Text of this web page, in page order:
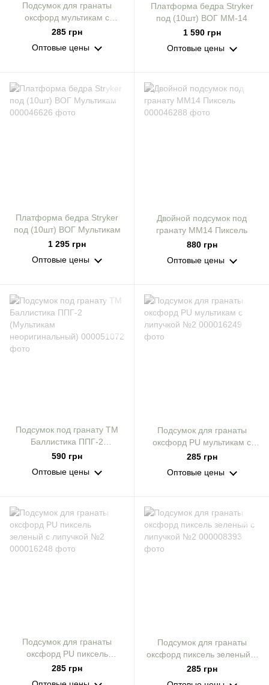
Подсумок для гранаты
оксфорд мультикам с
липучкой №2
285 грн
Оптовые цены
Платформа бедра Stryker
под (10шт) ВОГ ММ-14
1 590 грн
Оптовые цены
Платформа бедра Stryker
под (10шт) ВОГ Мультикам
1 295 грн
Оптовые цены
Двойной подсумок под
гранату ММ14 Пиксель
880 грн
Оптовые цены
Подсумок под гранату ТМ
Баллистика ППГ-2
(Мультикам
590 грн
Оптовые цены
Подсумок для гранаты
оксфорд PU мультикам с
липучкой №2
285 грн
Оптовые цены
Подсумок для гранаты
оксфорд PU пиксель
зеленый с липучкой №2
285 грн
Подсумок для гранаты
оксфорд пиксель зеленый с
липучкой №2
285 грн